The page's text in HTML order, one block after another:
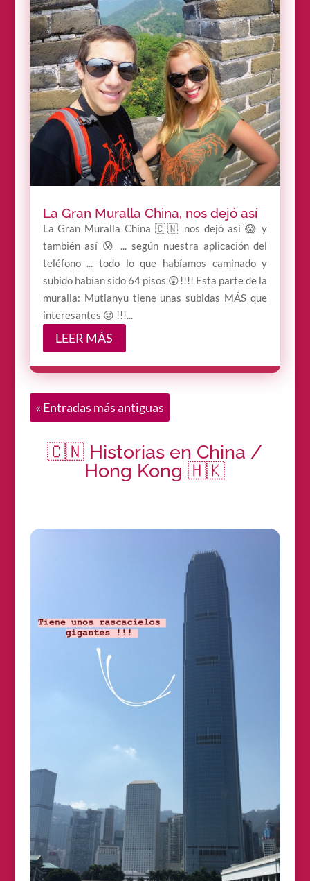
La Gran Muralla China, nos dejó así
La Gran Muralla China 🇨🇳 nos dejó así 😱 y
también así 😰 ... según nuestra aplicación del
teléfono ... todo lo que habíamos caminado y
subido habían sido 64 pisos 😲!!!! Esta parte de la
muralla: Mutianyu tiene unas subidas MÁS que
interesantes 😝 !!!...
LEER MÁS
« Entradas más antiguas
🇨🇳 Historias en China /
Hong Kong 🇭🇰